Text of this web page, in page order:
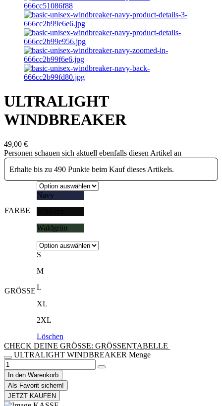
ULTRALIGHT
WINDBREAKER
49,00 €
Personen schauen sich aktuell ebenfalls diesen Artikel an
Erhalte bis zu 490 Punkte beim Kauf dieses Artikels.
FARBE
Navy
Waldgrün
GRÖSSE
S
M
L
XL
2XL
Löschen
CHECK DEINE GRÖSSE: G͟R͟Ö͟S͟S͟E͟N͟T͟A͟B͟E͟L͟L͟E͟
ULTRALIGHT WINDBREAKER Menge
In den Warenkorb
Als Favorit sichern!
JETZT KAUFEN